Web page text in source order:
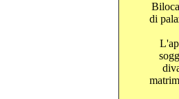
di